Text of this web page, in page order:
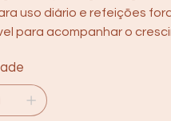
uso diário e refeições
para acompanhar o